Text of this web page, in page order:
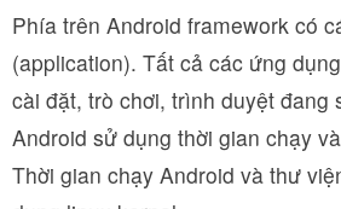
Phía trên Android framework có
(application). Tất cả các ứng
cài đặt, trò chơi, trình duyệt đang
Android sử dụng thời gian chạy
Thời gian chạy Android và thư